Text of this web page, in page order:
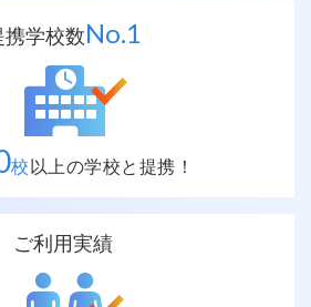
携学校数No.1
校以上の学校と提携！
ご利用実績